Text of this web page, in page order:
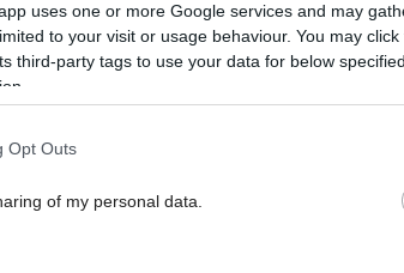
uses one or more Google services and may
to your visit or usage behaviour. You may
third-party tags to use your data for below
Opt Outs
of my personal data.